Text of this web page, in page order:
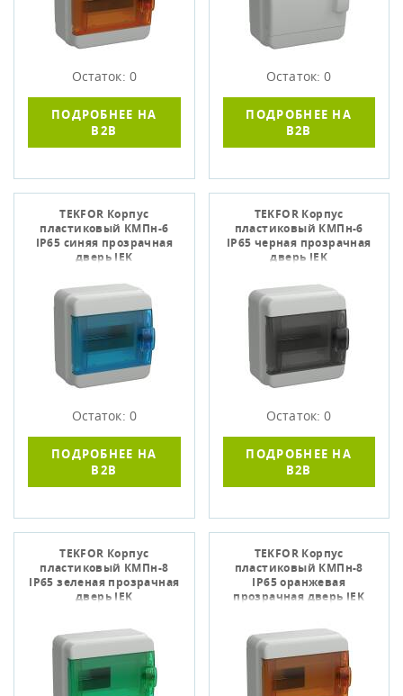
Остаток: 0
ПОДРОБНЕЕ НА
B2B
Остаток: 0
ПОДРОБНЕЕ НА
B2B
TEKFOR Корпус
пластиковый КМПн-6
IP65 синяя прозрачная
дверь IEK
Остаток: 0
ПОДРОБНЕЕ НА
B2B
TEKFOR Корпус
пластиковый КМПн-6
IP65 черная прозрачная
дверь IEK
Остаток: 0
ПОДРОБНЕЕ НА
B2B
TEKFOR Корпус
пластиковый КМПн-8
IP65 зеленая прозрачная
дверь IEK
TEKFOR Корпус
пластиковый КМПн-8
IP65 оранжевая
прозрачная дверь IEK